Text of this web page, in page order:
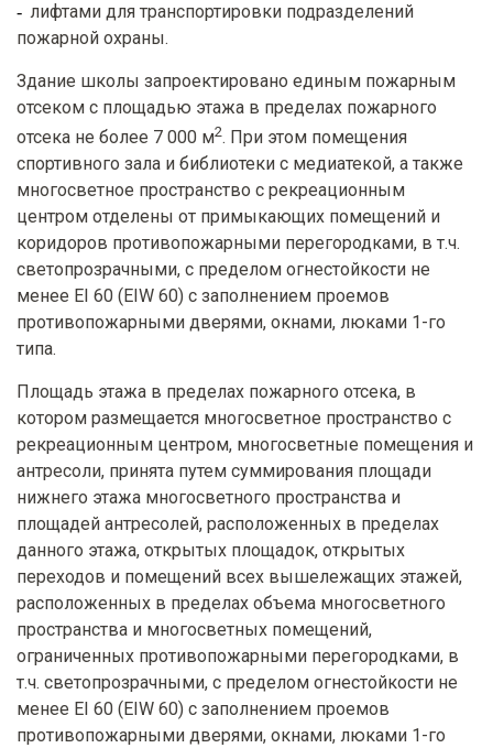
лифтами для транспортировки подразделений
пожарной охраны.
Здание школы запроектировано единым пожарным
отсеком с площадью этажа в пределах пожарного
отсека не более 7 000 м2. При этом помещения
спортивного зала и библиотеки с медиатекой, а также
многосветное пространство с рекреационным
центром отделены от примыкающих помещений и
коридоров противопожарными перегородками, в т.ч.
светопрозрачными, с пределом огнестойкости не
менее EI 60 (EIW 60) с заполнением проемов
противопожарными дверями, окнами, люками 1-го
типа.
Площадь этажа в пределах пожарного отсека, в
котором размещается многосветное пространство с
рекреационным центром, многосветные помещения и
антресоли, принята путем суммирования площади
нижнего этажа многосветного пространства и
площадей антресолей, расположенных в пределах
данного этажа, открытых площадок, открытых
переходов и помещений всех вышележащих этажей,
расположенных в пределах объема многосветного
пространства и многосветных помещений,
ограниченных противопожарными перегородками, в
т.ч. светопрозрачными, с пределом огнестойкости не
менее EI 60 (EIW 60) с заполнением проемов
противопожарными дверями, окнами, люками 1-го